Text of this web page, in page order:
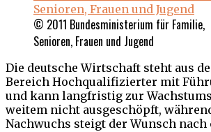
© 2011 Bundesministerium für Familie,
Senioren, Frauen und Jugend
Die deutsche Wirtschaft steht aus
Bereich Hochqualifizierter mit
und kann langfristig zur
weitem nicht ausgeschöpft,
Nachwuchs steigt der Wunsch